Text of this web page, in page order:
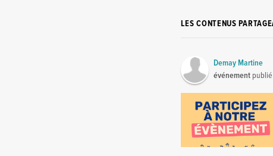
LES CONTENUS
Demay Martine
événement